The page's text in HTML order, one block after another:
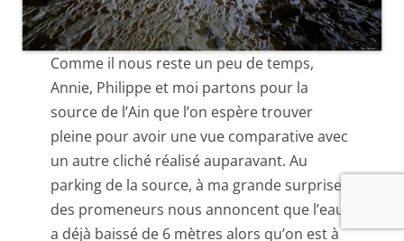
Comme il nous reste un peu de temps,
Annie, Philippe et moi partons pour la
source de l’Ain que l’on espère trouver
pleine pour avoir une vue comparative avec
un autre cliché réalisé auparavant. Au
parking de la source, à ma grande surprise,
des promeneurs nous annoncent que l’eau
a déjà baissé de 6 mètres alors qu’on est à